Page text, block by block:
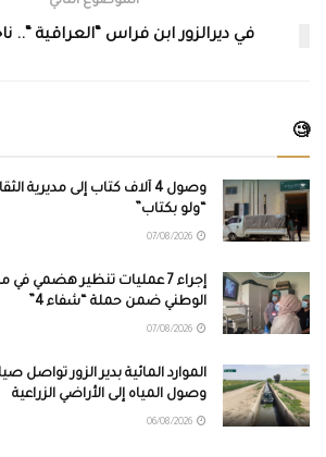
في ديرالزور ابن فراس “العراقية “..
🧐
وصول 4 آلاف كتاب إلى مديرية
“ولو بكتاب”
إجراء 7 عمليات تنظير هضمي
الوطني ضمن حملة “شفاء 4”
الموارد المائية بدير الزور تواصل
وصول المياه إلى الأراضي الزراعية